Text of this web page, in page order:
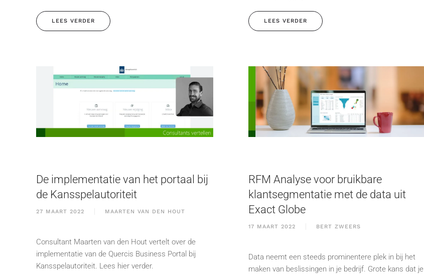
LEES VERDER LEES VERDER
De implementatie van het portaal bij
de Kansspelautoriteit
27 MAART 2022 MAARTEN VAN DEN HOUT
Consultant Maarten van den Hout vertelt over de
implementatie van de Quercis Business Portal bij
Kansspelautoriteit. Lees hier verder.
RFM Analyse voor bruikbare
klantsegmentatie met de data uit
Exact Globe
17 MAART 2022 BERT ZWEERS
Data neemt een steeds prominentere plek in bij het
maken van beslissingen in je bedrijf. Grote kans dat je